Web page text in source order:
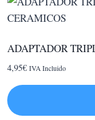
ADAPTADOR
4,95€ IVA Incluido